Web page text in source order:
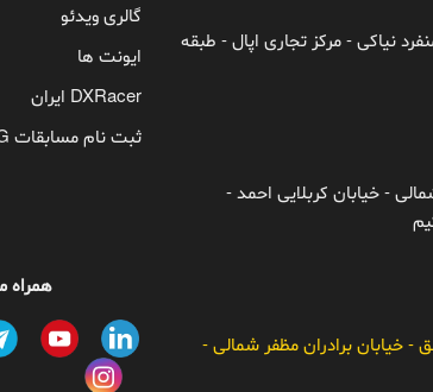
نیاکی - مرکز تجاری اپال - طبقه
- خیابان کربلایی احمد -
- خیابان برادران مظفر شمالی -
گالری ویدئو
ایونت ها
DXRacer ایران
ثبت نام مسابقات TEG
همراه